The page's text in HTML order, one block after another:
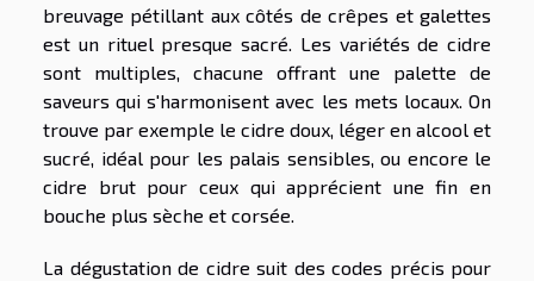
breuvage pétillant aux côtés de crêpes et galettes
est un rituel presque sacré. Les variétés de cidre
sont multiples, chacune offrant une palette de
saveurs qui s'harmonisent avec les mets locaux. On
trouve par exemple le cidre doux, léger en alcool et
sucré, idéal pour les palais sensibles, ou encore le
cidre brut pour ceux qui apprécient une fin en
bouche plus sèche et corsée.
La dégustation de cidre suit des codes précis pour